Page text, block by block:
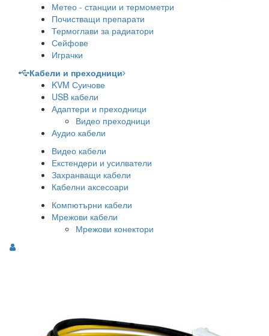
Метео - станции и термометри
Почистващи препарати
Термоглави за радиатори
Сейфове
Играчки
Кабели и преходници
KVM Суичове
USB кабели
Адаптери и преходници
Видео преходници
Аудио кабели
Видео кабели
Екстендери и усилватели
Захранващи кабели
Кабелни аксесоари
Компютърни кабели
Мрежови кабели
Мрежови конектори